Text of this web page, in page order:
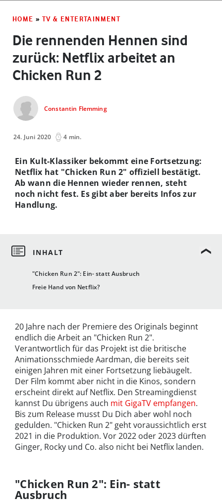
HOME » TV & ENTERTAINMENT
Die rennenden Hennen sind
zurück: Netflix arbeitet an
Chicken Run 2
Constantin Flemming
24. Juni 2020 4 min.
"Chicken Run 2": Ein- statt Ausbruch
Freie Hand von Netflix?
Ein Kult-Klassiker bekommt eine Fortsetzung:
Netflix hat "Chicken Run 2" offiziell bestätigt.
Ab wann die Hennen wieder rennen, steht
noch nicht fest. Es gibt aber bereits Infos zur
Handlung.
20 Jahre nach der Premiere des Originals beginnt
endlich die Arbeit an "Chicken Run 2".
Verantwortlich für das Projekt ist die britische
Animationsschmiede Aardman, die bereits seit
einigen Jahren mit einer Fortsetzung liebäugelt.
Der Film kommt aber nicht in die Kinos, sondern
erscheint direkt auf Netflix. Den Streamingdienst
kannst Du übrigens auch mit GigaTV empfangen.
Bis zum Release musst Du Dich aber wohl noch
gedulden. "Chicken Run 2" geht voraussichtlich erst
2021 in die Produktion. Vor 2022 oder 2023 dürften
Ginger, Rocky und Co. also nicht bei Netflix landen.
"Chicken Run 2": Ein- statt
Ausbruch